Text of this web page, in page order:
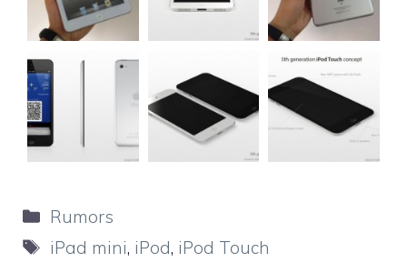
Categorie
Rumors
Tag
iPad mini, iPod, iPod Touch